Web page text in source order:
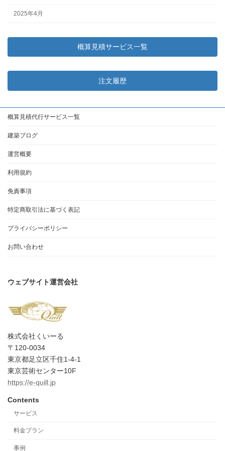
2025年4月
概算見積サービス一覧
注文履歴
概算見積代行サービス一覧
建築ブログ
運営概要
利用規約
免責事項
特定商取引法に基づく表記
プライバシーポリシー
お問い合わせ
ウェブサイト運営会社
株式会社くいーる
〒120-0034
東京都足立区千住1-4-1
東京芸術センター10F
https://e-quill.jp
Contents
サービス
料金プラン
事例